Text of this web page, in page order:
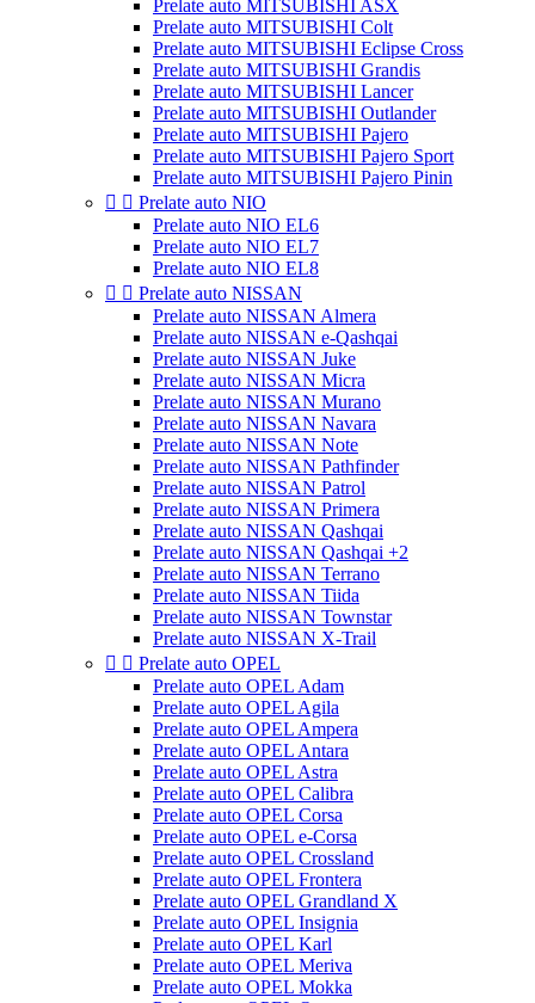
Prelate auto MITSUBISHI ASX
Prelate auto MITSUBISHI Colt
Prelate auto MITSUBISHI Eclipse Cross
Prelate auto MITSUBISHI Grandis
Prelate auto MITSUBISHI Lancer
Prelate auto MITSUBISHI Outlander
Prelate auto MITSUBISHI Pajero
Prelate auto MITSUBISHI Pajero Sport
Prelate auto MITSUBISHI Pajero Pinin
  Prelate auto NIO
Prelate auto NIO EL6
Prelate auto NIO EL7
Prelate auto NIO EL8
  Prelate auto NISSAN
Prelate auto NISSAN Almera
Prelate auto NISSAN e-Qashqai
Prelate auto NISSAN Juke
Prelate auto NISSAN Micra
Prelate auto NISSAN Murano
Prelate auto NISSAN Navara
Prelate auto NISSAN Note
Prelate auto NISSAN Pathfinder
Prelate auto NISSAN Patrol
Prelate auto NISSAN Primera
Prelate auto NISSAN Qashqai
Prelate auto NISSAN Qashqai +2
Prelate auto NISSAN Terrano
Prelate auto NISSAN Tiida
Prelate auto NISSAN Townstar
Prelate auto NISSAN X-Trail
  Prelate auto OPEL
Prelate auto OPEL Adam
Prelate auto OPEL Agila
Prelate auto OPEL Ampera
Prelate auto OPEL Antara
Prelate auto OPEL Astra
Prelate auto OPEL Calibra
Prelate auto OPEL Corsa
Prelate auto OPEL e-Corsa
Prelate auto OPEL Crossland
Prelate auto OPEL Frontera
Prelate auto OPEL Grandland X
Prelate auto OPEL Insignia
Prelate auto OPEL Karl
Prelate auto OPEL Meriva
Prelate auto OPEL Mokka